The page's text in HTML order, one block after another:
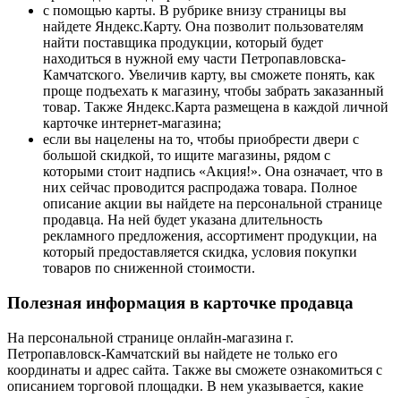
с помощью карты. В рубрике внизу страницы вы
найдете Яндекс.Карту. Она позволит пользователям
найти поставщика продукции, который будет
находиться в нужной ему части Петропавловска-
Камчатского. Увеличив карту, вы сможете понять, как
проще подъехать к магазину, чтобы забрать заказанный
товар. Также Яндекс.Карта размещена в каждой личной
карточке интернет-магазина;
если вы нацелены на то, чтобы приобрести двери с
большой скидкой, то ищите магазины, рядом с
которыми стоит надпись «Акция!». Она означает, что в
них сейчас проводится распродажа товара. Полное
описание акции вы найдете на персональной странице
продавца. На ней будет указана длительность
рекламного предложения, ассортимент продукции, на
который предоставляется скидка, условия покупки
товаров по сниженной стоимости.
Полезная информация в карточке продавца
На персональной странице онлайн-магазина г.
Петропавловск-Камчатский вы найдете не только его
координаты и адрес сайта. Также вы сможете ознакомиться с
описанием торговой площадки. В нем указывается, какие